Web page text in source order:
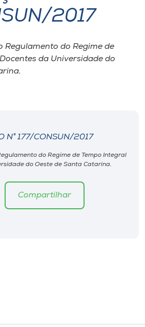
2017
Regulamento do Regime de
da Universidade do
N° 177/CONSUN/2017
do Regime de Tempo Integral
do Oeste de Santa Catarina.
Compartilhar